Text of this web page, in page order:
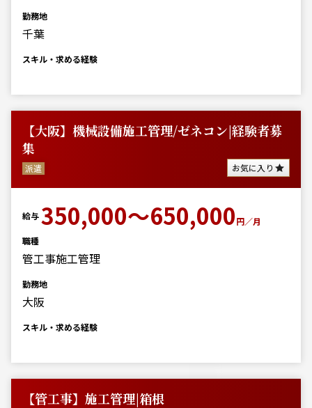
勤務地
千葉
スキル・求める経験
【大阪】機械設備施工管理/ゼネコン|経験者募
集
派遣 お気に入り
給与350,000～650,000円／月
職種
管工事施工管理
勤務地
大阪
スキル・求める経験
【管工事】施工管理|箱根